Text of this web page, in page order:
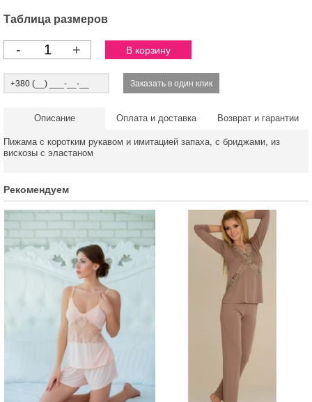
Таблица размеров
- +
Описание Оплата и доставка Возврат и гарантии
Пижама с коротким рукавом и имитацией запаха, с бриджами, из
вискозы с эластаном
Рекомендуем